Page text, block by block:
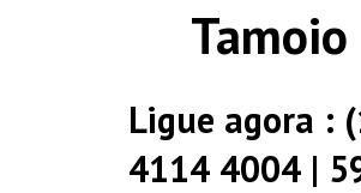
Tamoio
Ligue agora :
4114 4004 |